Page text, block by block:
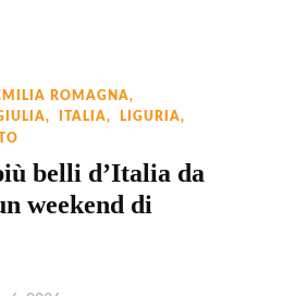
ROMAGNA
ITALIA
LIGURIA
belli d’Italia da
weekend di